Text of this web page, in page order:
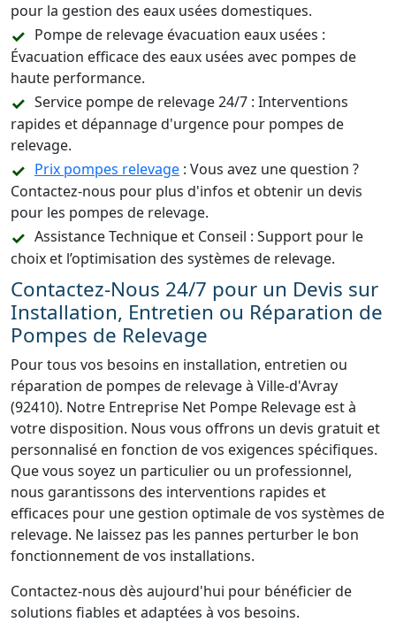
pour la gestion des eaux usées domestiques.
Pompe de relevage évacuation eaux usées :
Évacuation efficace des eaux usées avec pompes de
haute performance.
Service pompe de relevage 24/7 : Interventions
rapides et dépannage d'urgence pour pompes de
relevage.
Prix pompes relevage : Vous avez une question ?
Contactez-nous pour plus d'infos et obtenir un devis
pour les pompes de relevage.
Assistance Technique et Conseil : Support pour le
choix et l’optimisation des systèmes de relevage.
Contactez-Nous 24/7 pour un Devis sur
Installation, Entretien ou Réparation de
Pompes de Relevage
Pour tous vos besoins en installation, entretien ou
réparation de pompes de relevage à Ville-d'Avray
(92410). Notre Entreprise Net Pompe Relevage est à
votre disposition. Nous vous offrons un devis gratuit et
personnalisé en fonction de vos exigences spécifiques.
Que vous soyez un particulier ou un professionnel,
nous garantissons des interventions rapides et
efficaces pour une gestion optimale de vos systèmes de
relevage. Ne laissez pas les pannes perturber le bon
fonctionnement de vos installations.
Contactez-nous dès aujourd'hui pour bénéficier de
solutions fiables et adaptées à vos besoins.